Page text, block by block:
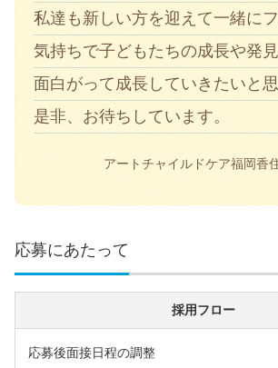
私達も新しい方を迎えて一緒に
気持ちで子どもたちの成長や発見
面白がって成長していきたいと思
是非、お待ちしています。
アートチャイルドケア福岡香
応募にあたって
採用フロー
応募後面接日程の調整